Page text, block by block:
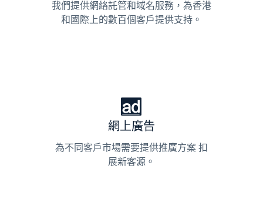
我們提供網絡託管和域名服務，為香港
和國際上的數百個客戶提供支持。
網上廣告
為不同客戶市場需要提供推廣方案 扣
展新客源。